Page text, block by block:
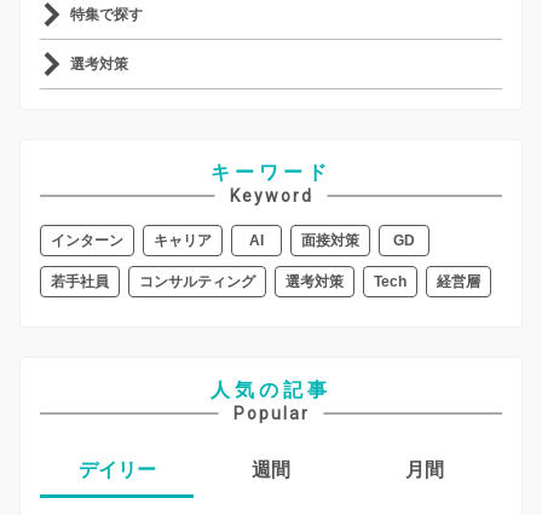
特集で探す
選考対策
キーワード
Keyword
インターン キャリア AI 面接対策 GD
若手社員 コンサルティング 選考対策 Tech 経営層
人気の記事
Popular
デイリー 週間 月間